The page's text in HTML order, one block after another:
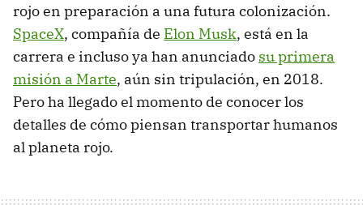
rojo en preparación a una futura colonización.
SpaceX, compañía de Elon Musk, está en la
carrera e incluso ya han anunciado su primera
misión a Marte, aún sin tripulación, en 2018.
Pero ha llegado el momento de conocer los
detalles de cómo piensan transportar humanos
al planeta rojo.